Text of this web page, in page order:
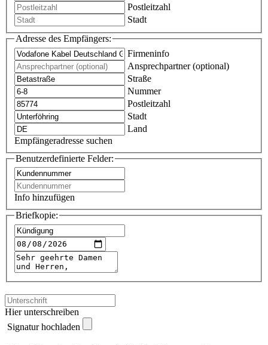
Postleitzahl
Stadt
Adresse des Empfängers:
Firmeninfo
Ansprechpartner (optional)
Straße
Nummer
Postleitzahl
Stadt
Land
Empfängeradresse suchen
Benutzerdefinierte Felder:
Info hinzufügen
Briefkopie:
Hier unterschreiben
Signatur hochladen